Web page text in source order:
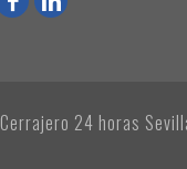
Cerrajero 24 horas